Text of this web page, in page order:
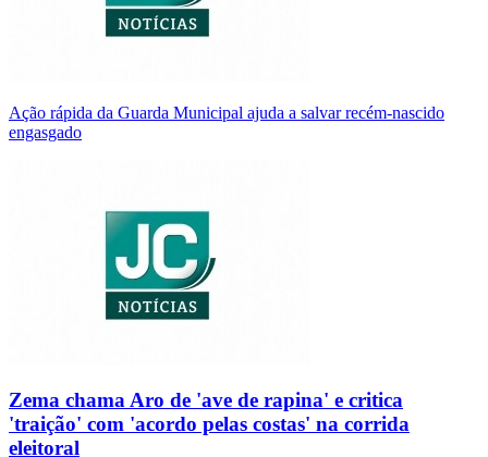
Ação rápida da Guarda Municipal ajuda a salvar recém-nascido
engasgado
Zema chama Aro de 'ave de rapina' e critica
'traição' com 'acordo pelas costas' na corrida
eleitoral